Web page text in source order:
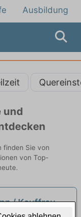
Ausbildung
und
finden Sie von
von Top-
/ Kauffrau